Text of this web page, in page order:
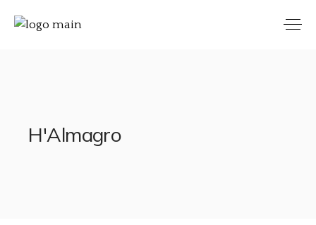
H'Almagro